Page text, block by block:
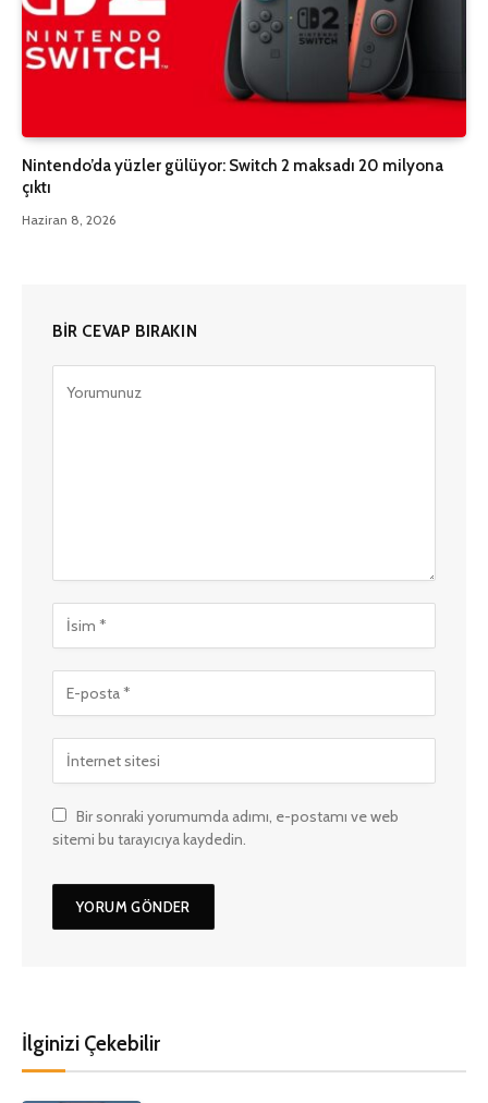
Nintendo’da yüzler gülüyor: Switch 2 maksadı 20 milyona
çıktı
Haziran 8, 2026
BIR CEVAP BIRAKIN
Bir sonraki yorumumda adımı, e-postamı ve web
sitemi bu tarayıcıya kaydedin.
İlginizi Çekebilir